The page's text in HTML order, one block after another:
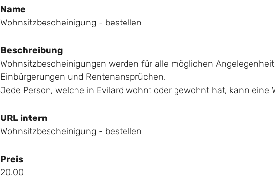
Name
Wohnsitzbescheinigung - bestellen
Beschreibung
Wohnsitzbescheinigungen werden für alle möglichen
Einbürgerungen und Rentenansprüchen.
Jede Person, welche in Evilard wohnt oder gewohnt hat, kann eine
URL intern
Wohnsitzbescheinigung - bestellen
Preis
20.00